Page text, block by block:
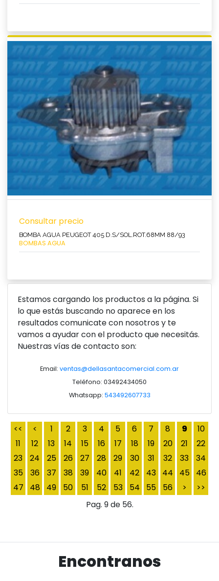
Ver producto
Consultar precio
BOMBA AGUA PEUGEOT 405 D.S/SOL.ROT.68MM 88/93
BOMBAS AGUA
Ver producto
Estamos cargando los productos a la página. Si
lo que estás buscando no aparece en los
resultados comunicate con nosotros y te
vamos a ayudar con el producto que necesitás.
Nuestras vías de contacto son:
Email: ventas@dellasantacomercial.com.ar
Teléfono: 03492434050
Whatsapp: 543492607733
<< < 1 2 3 4 5 6 7 8 9
10
11
12 13 14 15 16 17 18 19 20 21
22
23
24 25 26 27 28 29 30 31 32 33
34
35
36 37 38 39 40 41 42 43 44 45
46
47
48 49 50 51 52 53 54 55 56 >
>>
Pag. 9 de 56.
Encontranos